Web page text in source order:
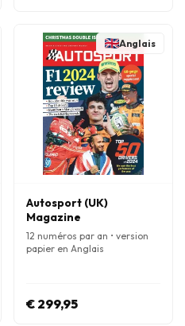
Anglais
Autosport (UK)
Magazine
12 numéros par an • version
papier en Anglais
€ 299,95